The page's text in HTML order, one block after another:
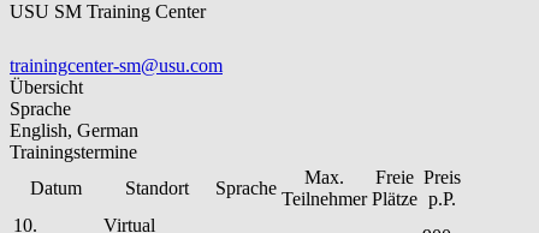
USU SM Training Center
trainingcenter-sm@usu.com
Übersicht
Sprache
English, German
Trainingstermine
Datum
Standort Sprache
Max.
Teilnehmer
Freie
Plätze
Preis
p.P.
10.
Virtual